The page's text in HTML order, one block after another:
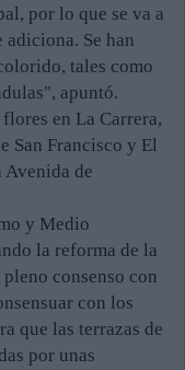
por lo que se va a
Se han
tales como
apuntó.
en La Carrera,
San Francisco y El
Avenida de
y Medio
la reforma de la
consenso con
con los
que las terrazas de
por unas